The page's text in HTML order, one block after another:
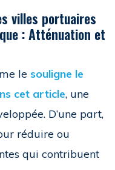
villes portuaires
: Atténuation et
le souligne le
cet article, une
D’une part,
réduire ou
qui contribuent